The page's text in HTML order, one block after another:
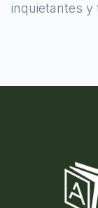
inquietantes y